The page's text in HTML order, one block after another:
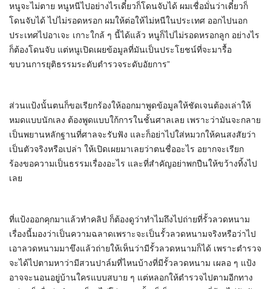
หนูจะไม่ตาย หนูหนีไปอย่างไรเดี๋ยวก็โดนจับได้ ผมเชื่อมั่นว่าเดี๋ยวก็
โดนจับได้ ไปไม่รอดหรอก ผมให้ต่อให้ไม่หนีในประเทศ ออกไปนอก
ประเทศไปอาเจะ เกาะใกล้ ๆ นี้ได้แล้ว หนูก็ไปไม่รอดหรอกลูก อย่างไร
ก็ต้องโดนจับ แต่หนูเปิดเผยข้อมูลที่มันเป็นประโยชน์ที่จะมารื้อ
ขบวนการยุติธรรมระดับตำรวจระดับอัยการ”
ส่วนแป้งนั้นตนก็ขอเรียกร้องให้ออกมาพูดข้อมูลให้ชัดเจนต้องเล่าให้
หมดแบบนักเลง ต้องพูดแบบใก้การในชั้นศาลเลย เพราะว่ามันจะกลาย
เป็นพยานหลักฐานที่ศาลจะรับฟัง และก็อย่าไปใส่หมวกให้คนสงสัยว่า
เป็นตัวจริงหรือเปล่า ให้เปิดเผยมาเลยว่าตนชื่ออะไร อยากจะเรียก
ร้องขอความเป็นธรรมเรื่องอะไร และที่สำคัญอย่าพกปืนให้ขว้างทิ้งไป
เลย
ที่แป้งออกคุกมาแล้วทำคลิป ก็ต้องดูว่าทำไมถึงไปถ่ายที่รั้วลวดหนาม
เรื่องนี้มองว่าเป็นความฉลาดเพราะจะเป็นรั้วลวดหนามจริงหรือว่าไป
เอาลวดหนามมาขึงแล้วถ่ายให้เห็นว่ามีรั้วลวดหนามก็ได้ เพราะตำรวจ
จะได้ไปตามหาว่ามีสวนปาล์มที่ไหนบ้างที่มีรั้วลวดหนาม เผลอ ๆ แป้ง
อาจจะนอนอยู่บ้านใครแบบสบาย ๆ แต่หลอกให้ตำรวจไปตามอีกทาง